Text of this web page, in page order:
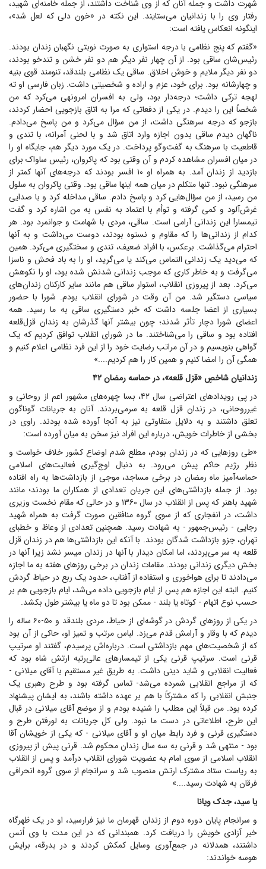
شهرت داشت و جمله آنان که از وی شناخت داشتند، از جمله خامنه‌ای شهید،
رفتار وی را با زندانیان می‌ستایند. این نکته در «خون دلی که لعل شد»،
اینگونه انعکاس یافته است:
«گفتم که پنج نظامی با درجه استواری به صورت نوبتی نگهبان زندان بودند.
رئیس‌شان ساقی بود. از آن چهار نفر دیگر هم دو نفر خشن و تندخو بودند،
دو نفر دیگر ملایم و خوش اخلاق. ساقی یک نظامی بلندقد، تنومند قوی بنیه
و چهارشانه بود. برای خود، عزم و اراده و شخصیتی داشت. زبان فارسی او ته
لهجه ترکی داشت؛ درجه‌دار بود، ولی به افسران امرونهی می‌کرد که من
شخصاً این را دیدم. در یکی از دفعاتی که مرا به اتاق بازجویی احضار کردند،
بازجو که درجه سرهنگی داشت، از من سؤال می‌کرد و من پاسخ می‌دادم.
ناگهان دیدم ساقی بدون اجازه وارد اتاق شد و با لحنی آمرانه، با تندی و
قاطعیت با سرهنگ به گفت‌و‌گو پرداخت. در یک مورد دیگر هم، جایگاه او را
در میان افسران مشاهده کردم و آن وقتی بود که پاکروان، رئیس ساواک برای
بازدید از زندان آمد. به همراه او ۱۰ افسر بودند که درجه‌های آنها کمتر از
سرهنگی نبود. تنها متکلم در میان همه اینها ساقی بود. وقتی پاکروان به سلول
من رسید، از من سؤال‌هایی کرد و پاسخ دادم. ساقی مداخله کرد و با صدایی
غرش‌آلود و کمی گرفته و توأم با اعتماد به نفس به من اشاره کرد و گفت
تیمسار! این زندانی آرامی است. ساقی، مردی با شهامت و جوانمرد بود. هر
کدام از زندانی‌ها را که مقاوم و نستوه بودند، دوست می‌داشت و به آنها
احترام می‌گذاشت. برعکس، با افراد ضعیف، تندی و سختگیری می‌کرد. همین
که می‌دید یک زندانی التماس می‌کند یا می‌گرید، او را به باد فحش و ناسزا
می‌گرفت و به خاطر کاری که موجب زندانی شدنش شده بود، او را نکوهش
می‌کرد. بعد از پیروزی انقلاب، استوار ساقی هم مانند سایر کارکنان زندان‌های
سیاسی دستگیر شد. من آن وقت در شورای انقلاب بودم. شورا با حضور
بسیاری از اعضا جلسه داشت که خبر دستگیری ساقی به ما رسید. همه
اعضای شورا دچار تأثر شدند؛ چون بیشتر آنها گذرشان به زندان قزل‌قلعه
افتاده بود و ساقی را می‌شناختند. ما در شورای انقلاب توافق کردیم که یک
گواهی بنویسیم و در آن مراتب رضایت خود را از این فرد نظامی اعلام کنیم و
همگی آن را امضا کنیم و همین کار را هم کردیم....»
زندانیان شاخصِ «قزل قلعه»، در حماسه رمضان ۴۲
در پی رویداد‌های اعتراضی سال ۴۲، بسا چهره‌های مشهور اعم از روحانی و
غیرروحانی، در زندان قزل قلعه به سرمی‌بردند. آنان به جریانات گوناگون
تعلق داشتند و به دلایل متفاوتی نیز به آنجا آورده شده بودند. راوی در
بخشی از خاطرات خویش، درباره این افراد نیز سخن به میان آورده است:
«طی روز‌هایی که در زندان بودم، مطلع شدم اوضاع کشور خلاف خواست و
نظر رژیم حاکم پیش می‌رود. به دنبال اوج‌گیری فعالیت‌های اسلامی
حماسه‌آمیز ماه رمضان در برخی مساجد، موجی از بازداشت‌ها به راه افتاده
بود. از جمله بازداشتی‌های این جریان تعدادی از همکاران ما بودند؛ مانند
شهید باهنر که پس از انقلاب در سال ۱۳۶۰ و در حالی که مقام نخست وزیری
داشت، در انفجاری که از سوی گروه منافقین صورت گرفت به همراه شهید
رجایی - رئیس‌جمهور - به شهادت رسید. همچنین تعدادی از وعاظ و خطبای
تهران، جزو بازداشت شدگان بودند. با آنکه این بازداشتی‌ها هم در زندان قزل
قلعه به سر می‌بردند، اما امکان دیدار با آنها در زندان میسر نشد زیرا آنها در
بخش دیگری زندانی بودند. مقامات زندان در برخی روز‌های هفته به ما اجازه
می‌دادند تا برای هواخوری و استفاده از آفتاب، حدود یک ربع در حیاط گردش
کنیم. البته این اجازه هم پس از ایام بازجویی داده می‌شد، ایام بازجویی هم بر
حسب نوع اتهام - کوتاه یا بلند - ممکن بود تا دو ماه یا بیشتر طول بکشد.
در یکی از روز‌های گردش در گوشه‌ای از حیاط، مردی بلندقد و ۵۰-۶۰ ساله را
دیدم که با وقار و آرامش قدم می‌زد. لباس مرتب و تمیز او، حاکی از آن بود
که از شخصیت‌های مهم بازداشتی است. درباره‌اش پرسیدم، گفتند او سرتیپ
قرنی است. سرتیپ قرنی یکی از تیمسار‌های عالی‌رتبه ارتش شاه بود که
فعالیت انقلابی و شاید دینی داشت. به طریق غیر مستقیم با آقای میلانی -
که از مراجع انقلابی شمرده می‌شد- تماس گرفته بود و طرح رهبری یک
جنبش انقلابی را که مشترکاً با هم بر عهده داشته باشند، به ایشان پیشنهاد
کرده بود. من قبلاً این مطلب را شنیده بودم و از موضع آقای میلانی در قبال
این طرح، اطلاعاتی در دست ما نبود. ولی کل جریانات به لورفتن طرح و
دستگیری قرنی و فرد رابط میان او و آقای میلانی - که یکی از خویشان آقا
بود - منتهی شد و قرنی به سه سال زندان محکوم شد. قرنی پیش از پیروزی
انقلاب اسلامی از سوی امام به عضویت شورای انقلاب درآمد و پس از انقلاب
به ریاست ستاد مشترک ارتش منصوب شد و سرانجام از سوی گروه انحرافی
فرقان به شهادت رسید....»
یا سید، جدک ویانا
و سرانجام پایان دوره دوم از زندان قهرمان ما نیز فرارسید، او در یک ظهرگاه
خبر آزادی خویش را دریافت کرد. همبندانی که در این مدت با وی اُنس
داشتند، همدلانه در جمع‌آوری وسایل کمکش کردند و در بدرقه، برایش
هوسه خواندند: